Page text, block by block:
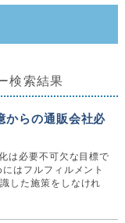
検索結果
からの通販会社必
は必要不可欠な目標で
はフルフィルメント
した施策をしなけれ